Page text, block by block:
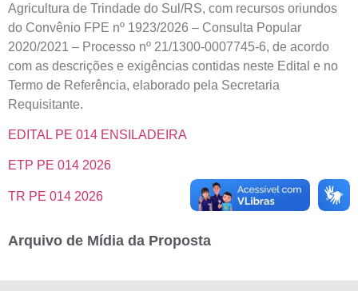
Agricultura de Trindade do Sul/RS, com recursos oriundos
do Convênio FPE nº 1923/2026 – Consulta Popular
2020/2021 – Processo nº 21/1300-0007745-6, de acordo
com as descrições e exigências contidas neste Edital e no
Termo de Referência, elaborado pela Secretaria
Requisitante.
EDITAL PE 014 ENSILADEIRA
ETP PE 014 2026
TR PE 014 2026
Arquivo de Mídia da Proposta